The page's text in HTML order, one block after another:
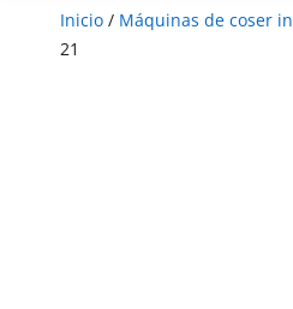
Inicio / Máquinas de coser
21